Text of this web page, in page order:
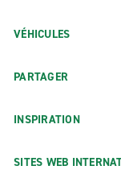
VÉHICULES
PARTAGER
INSPIRATION
SITES WEB